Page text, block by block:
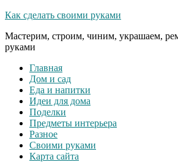
Как сделать своими руками
Мастерим, строим, чиним, украшаем,
руками
Главная
Дом и сад
Еда и напитки
Идеи для дома
Поделки
Предметы интерьера
Разное
Своими руками
Карта сайта